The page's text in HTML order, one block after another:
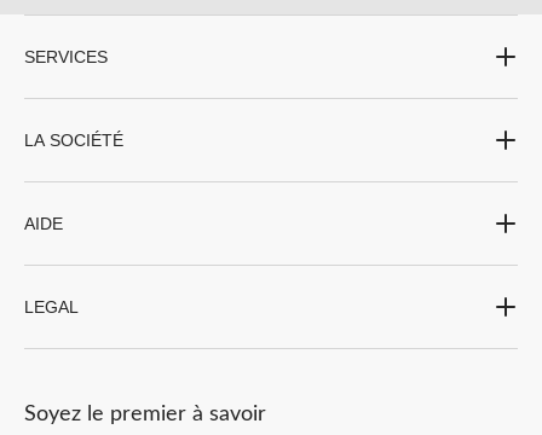
SERVICES
LA SOCIÉTÉ
AIDE
LEGAL
Soyez le premier à savoir